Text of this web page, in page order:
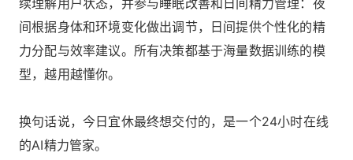
间根据身体和环境变化做出调节，日间提供个性化的精
力分配与效率建议。所有决策都基于海量数据训练的模
型，越用越懂你。
换句话说，今日宜休最终想交付的，是一个24小时在线
的AI精力管家。